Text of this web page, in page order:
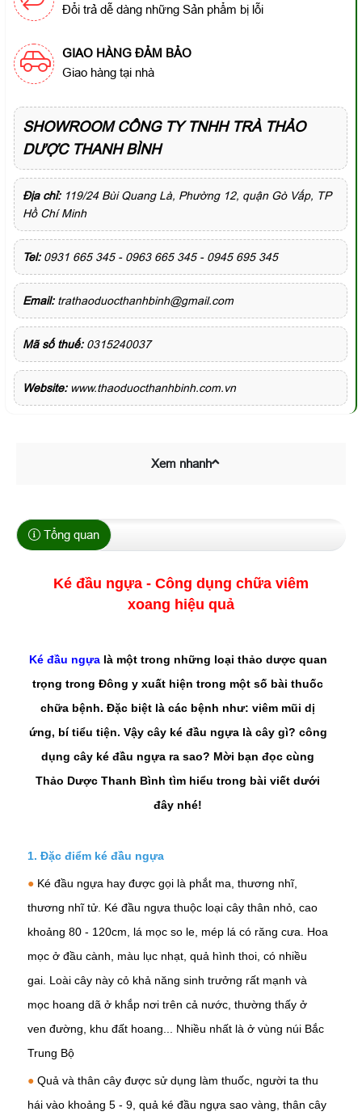
Đổi trả dễ dàng những Sản phẩm bị lỗi
GIAO HÀNG ĐẢM BẢO
Giao hàng tại nhà
SHOWROOM CÔNG TY TNHH TRÀ THẢO
DƯỢC THANH BÌNH
Địa chỉ: 119/24 Bùi Quang Là, Phường 12, quận Gò Vấp, TP
Hồ Chí Minh
Tel:0931 665 345 - 0963 665 345 - 0945 695 345
Email:trathaoduocthanhbinh@gmail.com
Mã số thuế: 0315240037
Website:www.thaoduocthanhbinh.com.vn
Xem nhanh
Tổng quan
Ké đầu ngựa - Công dụng chữa viêm
xoang hiệu quả
Ké đầu ngựalà một trong những loại thảo dược quan
trọng trong Đông y xuất hiện trong một số bài thuốc
chữa bệnh. Đặc biệt là các bệnh như: viêm mũi dị
ứng, bí tiểu tiện. Vậy cây ké đầu ngựa là cây gì? công
dụng cây ké đầu ngựa ra sao? Mời bạn đọc cùng
Thảo Dược Thanh Bình tìm hiểu trong bài viết dưới
đây nhé!
1. Đặc điểm ké đầu ngựa
● Ké đầu ngựa hay được gọi là phắt ma, thương nhĩ,
thương nhĩ tử. Ké đầu ngựa thuộc loại cây thân nhỏ, cao
khoảng 80 - 120cm, lá mọc so le, mép lá có răng cưa. Hoa
mọc ở đầu cành, màu lục nhạt, quả hình thoi, có nhiều
gai. Loài cây này cỏ khả năng sinh trưởng rất mạnh và
mọc hoang dã ở khắp nơi trên cả nước, thường thấy ở
ven đường, khu đất hoang... Nhiều nhất là ở vùng núi Bắc
Trung Bộ
● Quả và thân cây được sử dụng làm thuốc, người ta thu
hái vào khoảng 5 - 9, quả ké đầu ngựa sao vàng, thân cây